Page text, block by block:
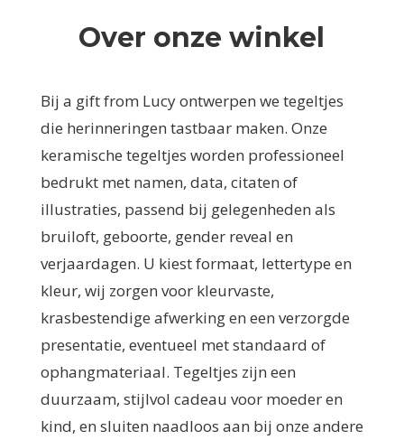
Over onze winkel
Bij a gift from Lucy ontwerpen we tegeltjes
die herinneringen tastbaar maken. Onze
keramische tegeltjes worden professioneel
bedrukt met namen, data, citaten of
illustraties, passend bij gelegenheden als
bruiloft, geboorte, gender reveal en
verjaardagen. U kiest formaat, lettertype en
kleur, wij zorgen voor kleurvaste,
krasbestendige afwerking en een verzorgde
presentatie, eventueel met standaard of
ophangmateriaal. Tegeltjes zijn een
duurzaam, stijlvol cadeau voor moeder en
kind, en sluiten naadloos aan bij onze andere